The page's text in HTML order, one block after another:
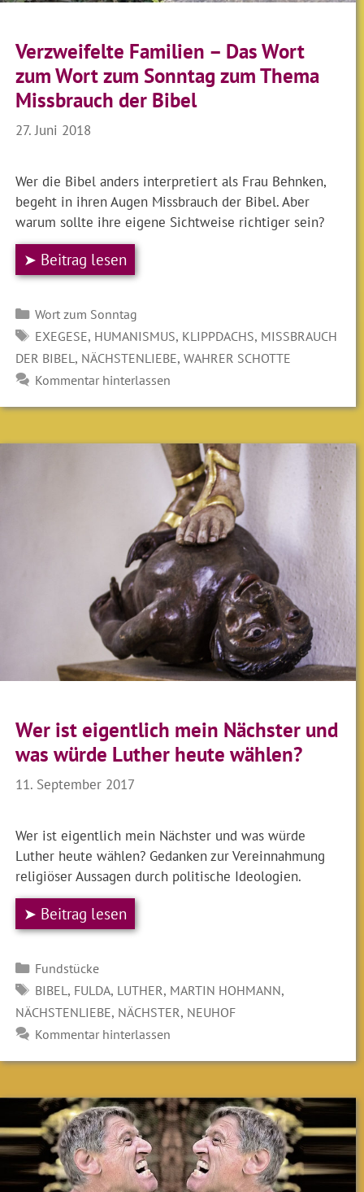
Verzweifelte Familien – Das Wort
zum Wort zum Sonntag zum Thema
Missbrauch der Bibel
27. Juni 2018
Wer die Bibel anders interpretiert als Frau Behnken,
begeht in ihren Augen Missbrauch der Bibel. Aber
warum sollte ihre eigene Sichtweise richtiger sein?
➤ Beitrag lesen
Kategorien
Wort zum Sonntag
SCHLAGWÖRTER
EXEGESE, HUMANISMUS, KLIPPDACHS, MISSBRAUCH
DER BIBEL , NÄCHSTENLIEBE,WAHRER SCHOTTE
Kommentar hinterlassen
Wer ist eigentlich mein Nächster und
was würde Luther heute wählen?
11. September 2017
Wer ist eigentlich mein Nächster und was würde
Luther heute wählen? Gedanken zur Vereinnahmung
religiöser Aussagen durch politische Ideologien.
➤ Beitrag lesen
Kategorien
Fundstücke
SCHLAGWÖRTER
BIBEL , FULDA, LUTHER, MARTIN HOHMANN,
NÄCHSTENLIEBE, NÄCHSTER, NEUHOF
Kommentar hinterlassen